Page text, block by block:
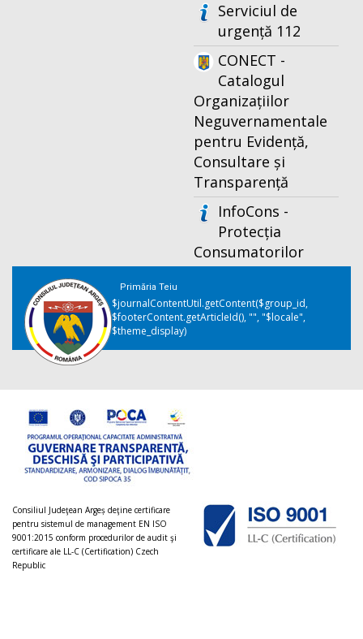
Serviciul de
urgență 112
CONECT -
Catalogul
Organizațiilor
Neguvernamentale
pentru Evidență,
Consultare și
Transparență
InfoCons -
Protecția
Consumatorilor
Primăria Teiu
$journalContentUtil.getContent($group_id,
$footerContent.getArticleId(), "", "$locale",
$theme_display)
Consiliul Judeţean Argeș deţine certificare
pentru sistemul de management EN ISO
9001:2015 conform procedurilor de audit şi
certificare ale LL-C (Certification) Czech
Republic